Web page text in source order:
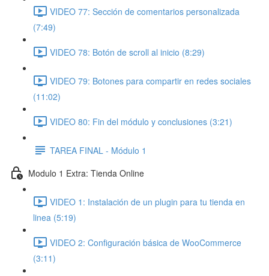
VIDEO 77: Sección de comentarios personalizada
(7:49)
VIDEO 78: Botón de scroll al inicio (8:29)
VIDEO 79: Botones para compartir en redes sociales
(11:02)
VIDEO 80: Fin del módulo y conclusiones (3:21)
TAREA FINAL - Módulo 1
Modulo 1 Extra: Tienda Online
VIDEO 1: Instalación de un plugin para tu tienda en
linea (5:19)
VIDEO 2: Configuración básica de WooCommerce
(3:11)